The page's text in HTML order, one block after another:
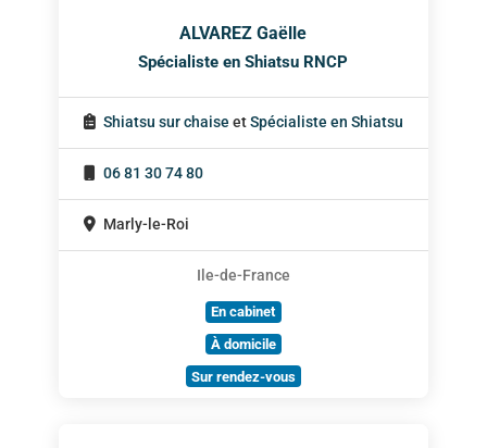
ALVAREZ Gaëlle
Spécialiste en Shiatsu RNCP
Shiatsu sur chaise etSpécialiste en Shiatsu
06 81 30 74 80
Marly-le-Roi
Ile-de-France
En cabinet
À domicile
Sur rendez-vous